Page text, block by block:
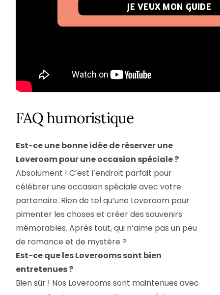
FAQ humoristique
Est-ce une bonne idée de réserver une
Loveroom pour une occasion spéciale ?
Absolument ! C’est l’endroit parfait pour
célébrer une occasion spéciale avec votre
partenaire. Rien de tel qu’une Loveroom pour
pimenter les choses et créer des souvenirs
mémorables. Après tout, qui n’aime pas un peu
de romance et de mystère ?
Est-ce que les Loverooms sont bien
entretenues ?
Bien sûr ! Nos Loverooms sont maintenues avec
JE VEUX MON GUIDE